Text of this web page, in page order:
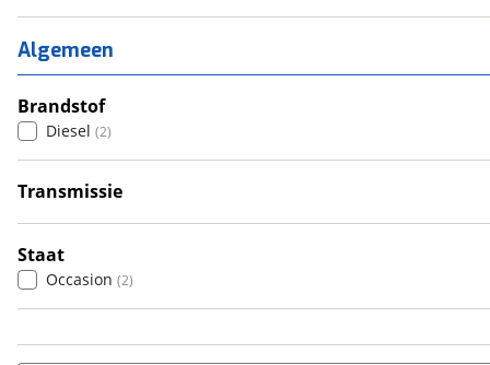
1 (0)
2 (0)
3 (0)
4 (0)
5 (0)
6+ (2)
Algemeen
Brandstof
Diesel (2)
Transmissie
Staat
Occasion (2)